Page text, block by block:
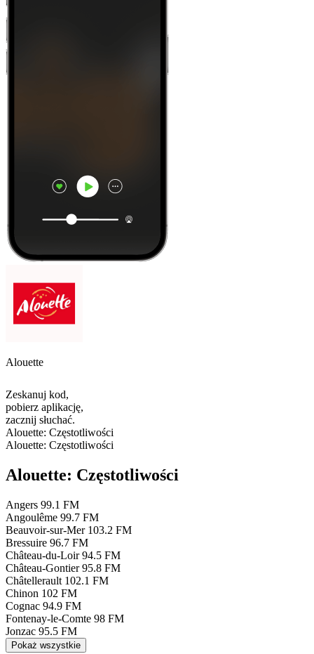
Alouette
Zeskanuj kod,
pobierz aplikację,
zacznij słuchać.
Alouette: Częstotliwości
Alouette: Częstotliwości
Alouette: Częstotliwości
Angers 99.1 FM
Angoulême 99.7 FM
Beauvoir-sur-Mer 103.2 FM
Bressuire 96.7 FM
Château-du-Loir 94.5 FM
Château-Gontier 95.8 FM
Châtellerault 102.1 FM
Chinon 102 FM
Cognac 94.9 FM
Fontenay-le-Comte 98 FM
Jonzac 95.5 FM
Pokaż wszystkie